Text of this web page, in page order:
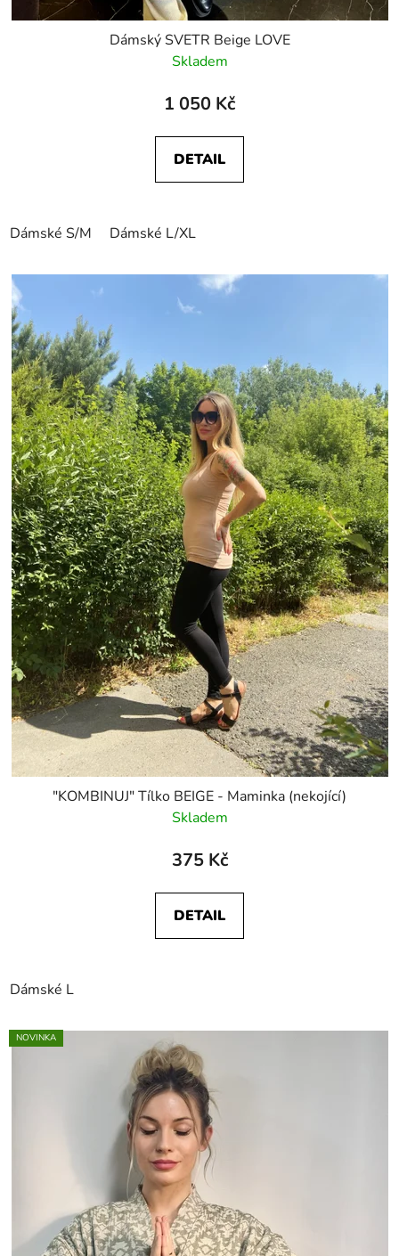
Dámský SVETR Beige LOVE
Skladem
1 050 Kč
DETAIL
Dámské S/M Dámské L/XL
"KOMBINUJ" Tílko BEIGE - Maminka (nekojící)
Skladem
375 Kč
DETAIL
Dámské L
NOVINKA